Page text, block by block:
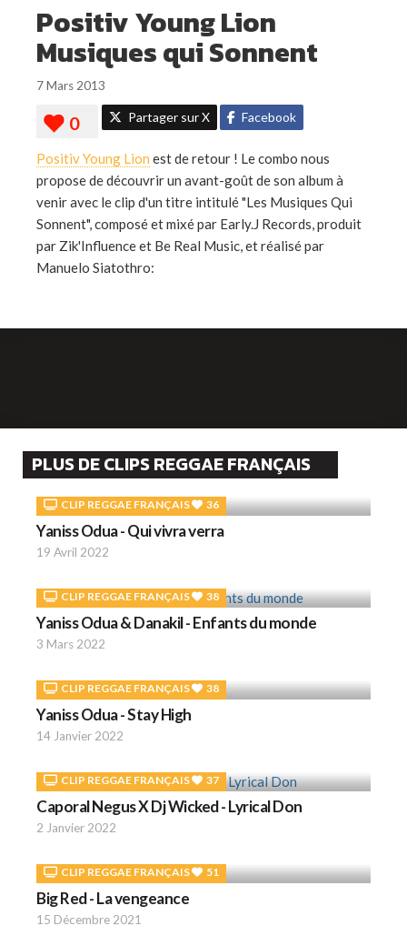
Positiv Young Lion
Musiques qui Sonnent
7 Mars 2013
Partager sur X Facebook
Positiv Young Lion est de retour ! Le combo nous
propose de découvrir un avant-goût de son album à
venir avec le clip d'un titre intitulé "Les Musiques Qui
Sonnent", composé et mixé par Early.J Records, produit
par Zik'Influence et Be Real Music, et réalisé par
Manuelo Siatothro:
PLUS DE CLIPS REGGAE FRANÇAIS
CLIP REGGAE FRANÇAIS 36
Yaniss Odua - Qui vivra verra
19 Avril 2022
CLIP REGGAE FRANÇAIS 38
Yaniss Odua & Danakil - Enfants du monde
3 Mars 2022
CLIP REGGAE FRANÇAIS 38
Yaniss Odua - Stay High
14 Janvier 2022
CLIP REGGAE FRANÇAIS 37
Caporal Negus X Dj Wicked - Lyrical Don
2 Janvier 2022
CLIP REGGAE FRANÇAIS 51
Big Red - La vengeance
15 Décembre 2021